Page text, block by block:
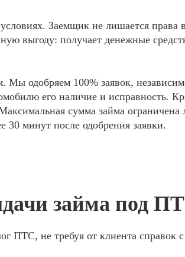
Заемщик не лишается
выгоду: получает денежные
одобряем 100% заявок,
его наличие и исправность.
сумма займа
30 минут после одобрения заявки.
займа под
ПТС, не требуя от клиента справок